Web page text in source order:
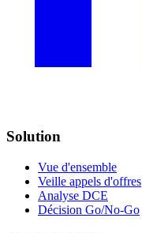
Solution
Vue d'ensemble
Veille appels d'offres
Analyse DCE
Décision Go/No-Go